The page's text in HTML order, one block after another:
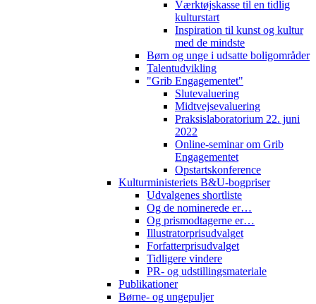
Værktøjskasse til en tidlig
kulturstart
Inspiration til kunst og kultur
med de mindste
Børn og unge i udsatte boligområder
Talentudvikling
"Grib Engagementet"
Slutevaluering
Midtvejsevaluering
Praksislaboratorium 22. juni
2022
Online-seminar om Grib
Engagementet
Opstartskonference
Kulturministeriets B&U-bogpriser
Udvalgenes shortliste
Og de nominerede er…
Og prismodtagerne er…
Illustratorprisudvalget
Forfatterprisudvalget
Tidligere vindere
PR- og udstillingsmateriale
Publikationer
Børne- og ungepuljer